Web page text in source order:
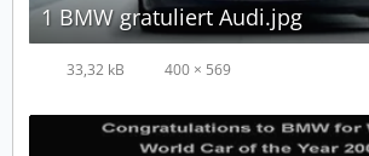
1 BMW gratuliert Audi.jpg
33,32 kB 400 × 569